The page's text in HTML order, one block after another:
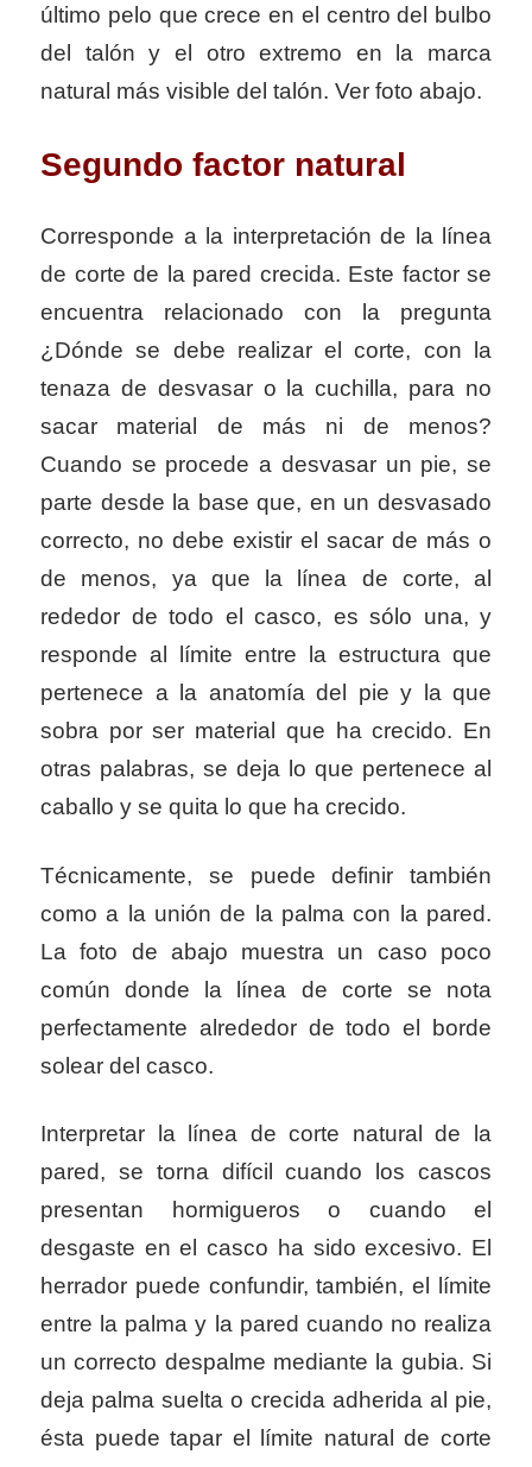
último pelo que crece en el centro del bulbo
del talón y el otro extremo en la marca
natural más visible del talón. Ver foto abajo.
Segundo factor natural
Corresponde a la interpretación de la línea
de corte de la pared crecida. Este factor se
encuentra relacionado con la pregunta
¿Dónde se debe realizar el corte, con la
tenaza de desvasar o la cuchilla, para no
sacar material de más ni de menos?
Cuando se procede a desvasar un pie, se
parte desde la base que, en un desvasado
correcto, no debe existir el sacar de más o
de menos, ya que la línea de corte, al
rededor de todo el casco, es sólo una, y
responde al límite entre la estructura que
pertenece a la anatomía del pie y la que
sobra por ser material que ha crecido. En
otras palabras, se deja lo que pertenece al
caballo y se quita lo que ha crecido.
Técnicamente, se puede definir también
como a la unión de la palma con la pared.
La foto de abajo muestra un caso poco
común donde la línea de corte se nota
perfectamente alrededor de todo el borde
solear del casco.
Interpretar la línea de corte natural de la
pared, se torna difícil cuando los cascos
presentan hormigueros o cuando el
desgaste en el casco ha sido excesivo. El
herrador puede confundir, también, el límite
entre la palma y la pared cuando no realiza
un correcto despalme mediante la gubia. Si
deja palma suelta o crecida adherida al pie,
ésta puede tapar el límite natural de corte